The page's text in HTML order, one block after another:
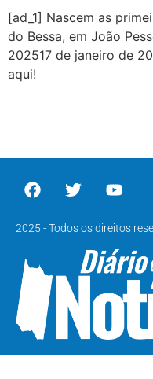
[ad_1] Nascem as
do Bessa, em João
202517 de janeiro de
aqui!
2025 - Todos os direitos